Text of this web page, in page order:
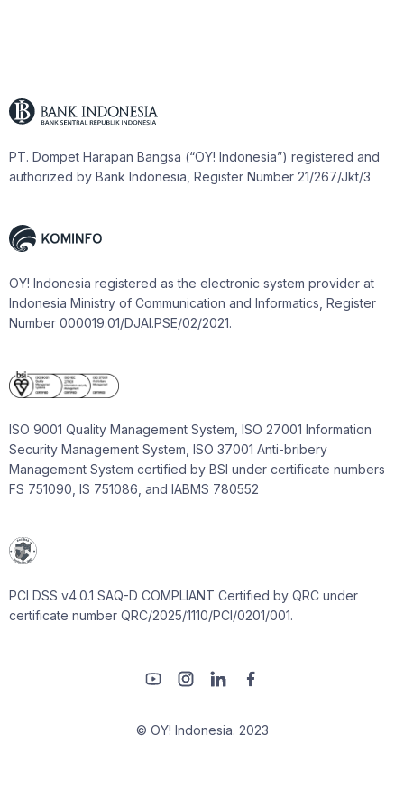
PT. Dompet Harapan Bangsa (“OY! Indonesia”) registered and
authorized by Bank Indonesia, Register Number 21/267/Jkt/3
OY! Indonesia registered as the electronic system provider at
Indonesia Ministry of Communication and Informatics, Register
Number 000019.01/DJAI.PSE/02/2021.
ISO 9001 Quality Management System, ISO 27001 Information
Security Management System, ISO 37001 Anti-bribery
Management System certified by BSI under certificate numbers
FS 751090, IS 751086, and IABMS 780552
PCI DSS v4.0.1 SAQ-D COMPLIANT Certified by QRC under
certificate number QRC/2025/1110/PCI/0201/001.
© OY! Indonesia. 2023